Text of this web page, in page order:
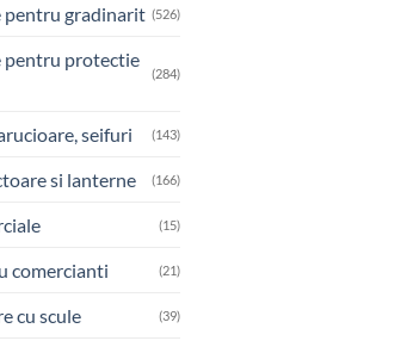
pentru gradinarit (526)
pentru protectie
(284)
seifuri (143)
si lanterne (166)
(15)
comercianti (21)
cu scule (39)